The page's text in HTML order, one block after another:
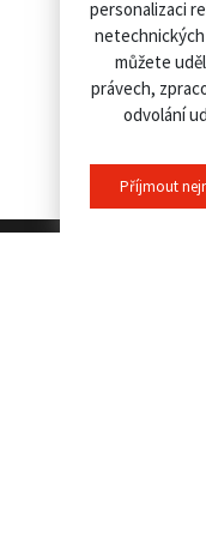
personalizaci
netechnických
můžete
právech,
odvolání
Příjmout